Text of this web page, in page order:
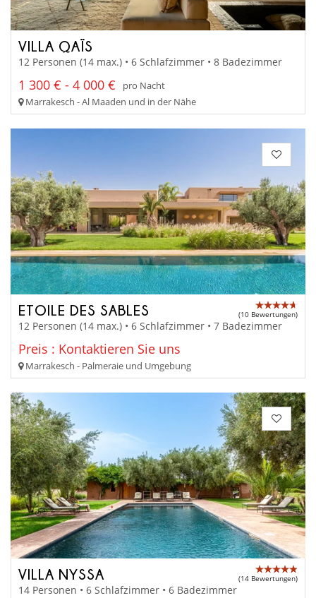
VILLA QAÏS
12 Personen (14 max.) • 6 Schlafzimmer • 8 Badezimmer
1 300 € - 4 000 €
pro Nacht
Marrakesch - Al Maaden und in der Nähe
ETOILE DES SABLES (10 Bewertungen)
12 Personen (14 max.) • 6 Schlafzimmer • 7 Badezimmer
Preis : Kontaktieren Sie uns
Marrakesch - Palmeraie und Umgebung
VILLA NYSSA (14 Bewertungen)
14 Personen • 6 Schlafzimmer • 6 Badezimmer